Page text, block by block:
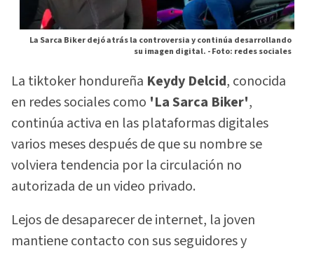
La Sarca Biker dejó atrás la controversia y continúa desarrollando
su imagen digital. -Foto: redes sociales
La tiktoker hondureña Keydy Delcid, conocida
en redes sociales como 'La Sarca Biker',
continúa activa en las plataformas digitales
varios meses después de que su nombre se
volviera tendencia por la circulación no
autorizada de un video privado.
Lejos de desaparecer de internet, la joven
mantiene contacto con sus seguidores y